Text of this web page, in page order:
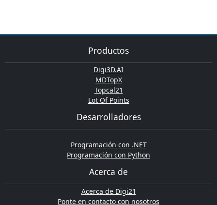
Productos
Digi3D.AI
MDTopX
Topcal21
Lot Of Points
Desarrolladores
Programación con .NET
Programación con Python
Acerca de
Acerca de Digi21
Ponte en contacto con nosotros